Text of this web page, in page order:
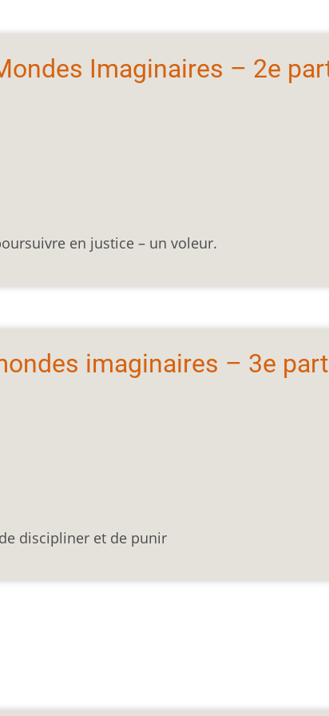
Imaginaires – 2e
en justice – un voleur.
imaginaires – 3e
discipliner et de punir